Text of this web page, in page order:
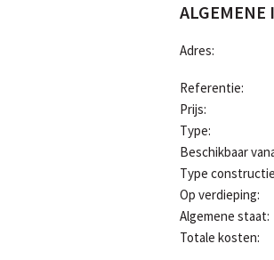
ALGEMENE
Adres:
Referentie:
Prijs:
Type:
Beschikbaar
Type
Op verdieping:
Algemene staat:
Totale kosten: